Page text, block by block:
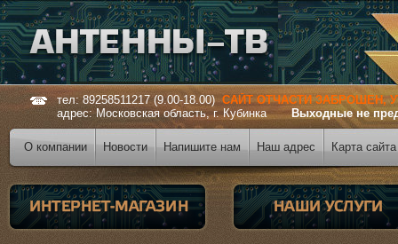
О компании Новости Напишите нам Наш адрес Карта сайта
тел: 89258511217 (9.00-18.00)САЙТ ОТЧАСТИ ЗАБРОШЕН,
адрес: Московская область, г. КубинкаВыходные не